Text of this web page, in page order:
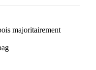
majoritairement